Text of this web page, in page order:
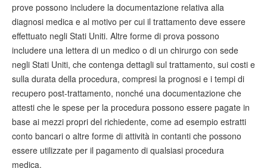
prove possono includere la documentazione relativa alla
diagnosi medica e al motivo per cui il trattamento deve essere
effettuato negli Stati Uniti. Altre forme di prova possono
includere una lettera di un medico o di un chirurgo con sede
negli Stati Uniti, che contenga dettagli sul trattamento, sui costi e
sulla durata della procedura, compresi la prognosi e i tempi di
recupero post-trattamento, nonché una documentazione che
attesti che le spese per la procedura possono essere pagate in
base ai mezzi propri del richiedente, come ad esempio estratti
conto bancari o altre forme di attività in contanti che possono
essere utilizzate per il pagamento di qualsiasi procedura
medica.